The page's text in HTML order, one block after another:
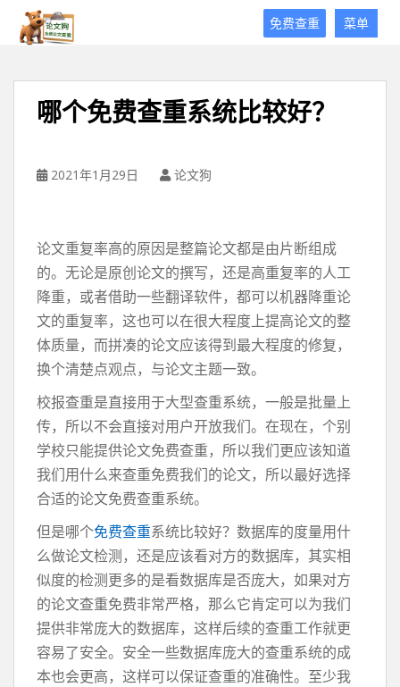
菜单
免费查重
哪个免费查重系统比较好？
2021年1月29日 论文狗
论文重复率高的原因是整篇论文都是由片断组成
的。无论是原创论文的撰写，还是高重复率的人工
降重，或者借助一些翻译软件，都可以机器降重论
文的重复率，这也可以在很大程度上提高论文的整
体质量，而拼凑的论文应该得到最大程度的修复，
换个清楚点观点，与论文主题一致。
校报查重是直接用于大型查重系统，一般是批量上
传，所以不会直接对用户开放我们。在现在，个别
学校只能提供论文免费查重，所以我们更应该知道
我们用什么来查重免费我们的论文，所以最好选择
合适的论文免费查重系统。
但是哪个免费查重系统比较好？数据库的度量用什
么做论文检测，还是应该看对方的数据库，其实相
似度的检测更多的是看数据库是否庞大，如果对方
的论文查重免费非常严格，那么它肯定可以为我们
提供非常庞大的数据库，这样后续的查重工作就更
容易了安全。安全一些数据库庞大的查重系统的成
本也会更高，这样可以保证查重的准确性。至少我